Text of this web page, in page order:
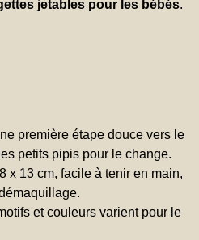
jetables pour les bébés.
première étape douce vers le
petits pipis pour le change.
x 13 cm, facile à tenir en main,
et couleurs varient pour le